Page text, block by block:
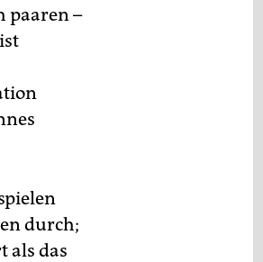
paaren –
durch;
als das